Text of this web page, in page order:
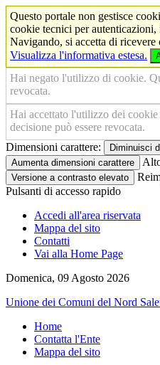
Questo portale non gestisce
cookie tecnici per
Navigando, si accetta di
Visualizza l'informativa estesa.
Hai negato l'utilizzo di cookie.
revocata.
Hai accettato l'utilizzo dei
decisione può essere revocata.
Dimensioni carattere:
Diminuisci
Aumenta dimensioni carattere
Versione a contrasto elevato
Pulsanti di accesso rapido
Accedi all'area riservata
Mappa del sito
Contatti
Vai alla Home Page
Domenica, 09 Agosto 2026
Unione dei Comuni del Nord
Home
Contatta l'Ente
Mappa del sito